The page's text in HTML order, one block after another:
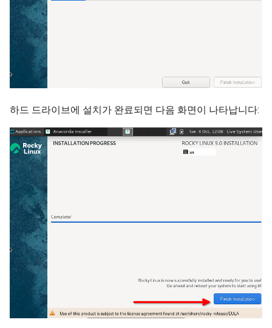
하드 드라이브에 설치가 완료되면 다음 화면이 나타납니다: